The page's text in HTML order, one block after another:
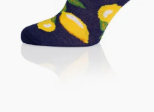
t
o